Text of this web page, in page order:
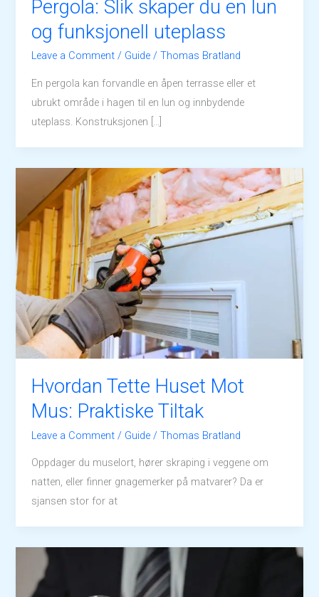
Pergola: Slik skaper du en lun
og funksjonell uteplass
Leave a Comment / Guide /Thomas Bratland
En pergola kan forvandle en åpen terrasse eller et
ubrukt område i hagen til en lun og innbydende
uteplass. Konstruksjonen […]
Hvordan Tette Huset Mot
Mus: Praktiske Tiltak
Leave a Comment / Guide /Thomas Bratland
Oppdager du muselort, hører skraping i veggene om
natten, eller finner gnagemerker på matvarer? Da er
sjansen stor for at